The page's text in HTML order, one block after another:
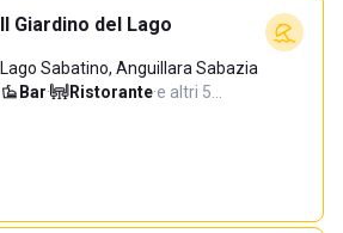
Il Giardino del Lago
Lago Sabatino, Anguillara Sabazia
Bar· Ristorante·e altri 5…